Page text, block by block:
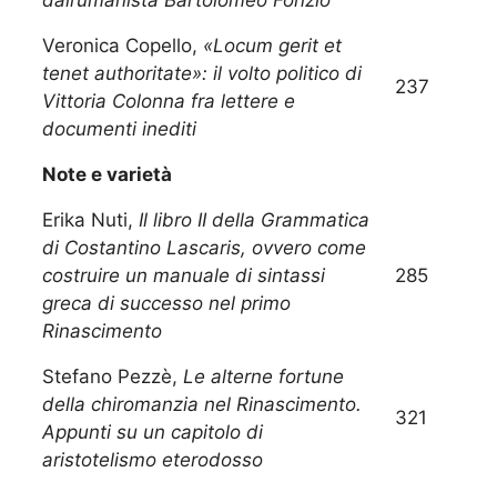
Veronica Copello, «Locum gerit et
tenet authoritate»: il volto politico di
Vittoria Colonna fra lettere e
documenti inediti
237
Note e varietà
Erika Nuti, Il libro II della Grammatica
di Costantino Lascaris, ovvero come
costruire un manuale di sintassi
greca di successo nel primo
Rinascimento
285
Stefano Pezzè, Le alterne fortune
della chiromanzia nel Rinascimento.
Appunti su un capitolo di
aristotelismo eterodosso
321